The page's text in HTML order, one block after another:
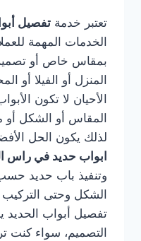
تعتبر خدمة تفصيل
الخدمات المهمة
بمقاس خاص أو
المنزل أو الفيلا أو
الأحيان لا تكون
المقاس أو الشكل
لذلك يكون الحل
ابواب حديد في راس
وتنفيذ باب حديد
الشكل وحتى التركيب
تفصيل أبواب الحديد
التصميم، سواء كنت